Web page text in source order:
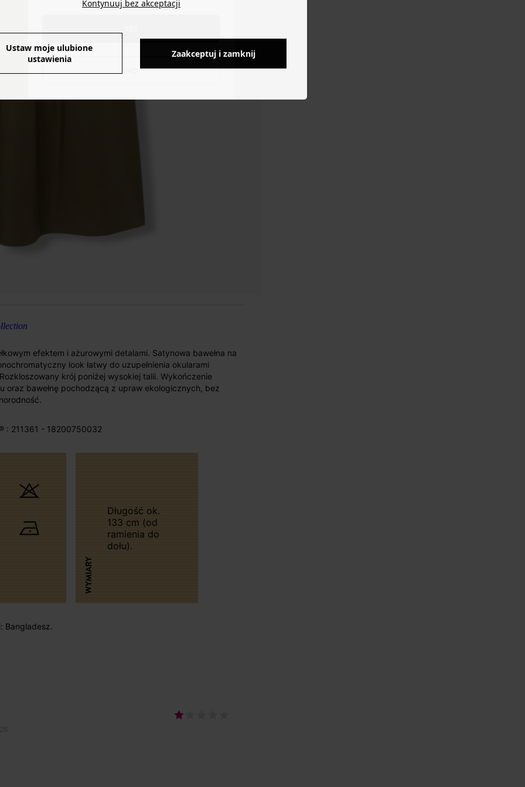
efektem i ażurowymi detalami. Satynowa bawełna na
look łatwy do uzupełnienia okularami
krój poniżej wysokiej talii. Wykończenie
oraz bawełnę pochodzącą z upraw ekologicznych, bez
: 211361 - 18200750032
WYMIARY
Długość ok.
133 cm (od
ramienia do
dołu).
Bangladesz.
Kontynuuj bez akceptacji
Ustaw moje ulubione
ustawienia
Zaakceptuj i zamknij